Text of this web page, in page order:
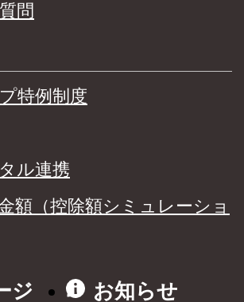
問
特例制度
ル連携
額（控除額シミュレーショ
ジ
お知らせ